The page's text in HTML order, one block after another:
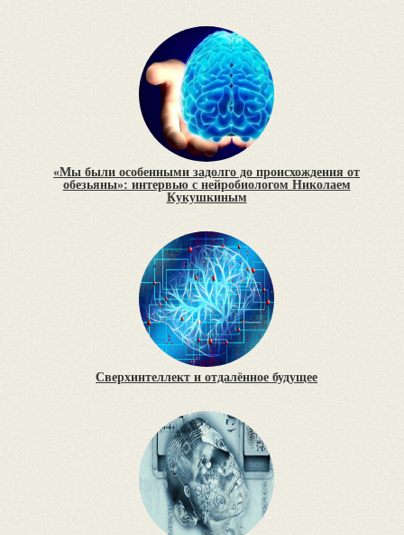
«Мы были особенными задолго до происхождения от
обезьяны»: интервью с нейробиологом Николаем
Кукушкиным
Сверхинтеллект и отдалённое будущее